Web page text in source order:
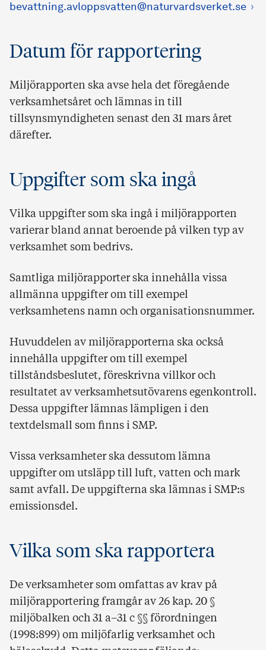
bevattning.avloppsvatten@naturvardsverket.se
Datum för rapportering
Miljörapporten ska avse hela det föregående
verksamhetsåret och lämnas in till
tillsynsmyndigheten senast den 31 mars året
därefter.
Uppgifter som ska ingå
Vilka uppgifter som ska ingå i miljörapporten
varierar bland annat beroende på vilken typ av
verksamhet som bedrivs.
Samtliga miljörapporter ska innehålla vissa
allmänna uppgifter om till exempel
verksamhetens namn och organisationsnummer.
Huvuddelen av miljörapporterna ska också
innehålla uppgifter om till exempel
tillståndsbeslutet, föreskrivna villkor och
resultatet av verksamhetsutövarens egenkontroll.
Dessa uppgifter lämnas lämpligen i den
textdelsmall som finns i SMP.
Vissa verksamheter ska dessutom lämna
uppgifter om utsläpp till luft, vatten och mark
samt avfall. De uppgifterna ska lämnas i SMP:s
emissionsdel.
Vilka som ska rapportera
De verksamheter som omfattas av krav på
miljörapportering framgår av 26 kap. 20 §
miljöbalken och 31 a–31 c §§ förordningen
(1998:899) om miljöfarlig verksamhet och